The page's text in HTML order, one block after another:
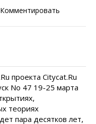
проекта Citycat.Ru
No 47 19-25 марта
теориях
пара десятков лет,